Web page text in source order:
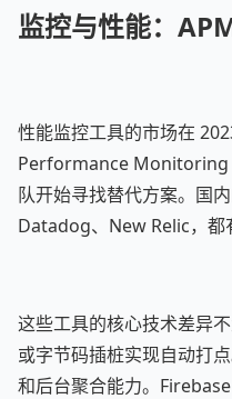
监控与性能：
性能监控工具的市场在
Performance Monitoring
队开始寻找替代方案。国
Datadog、New Relic，都
这些工具的核心技术差异
或字节码插桩实现自动打
和后台聚合能力。